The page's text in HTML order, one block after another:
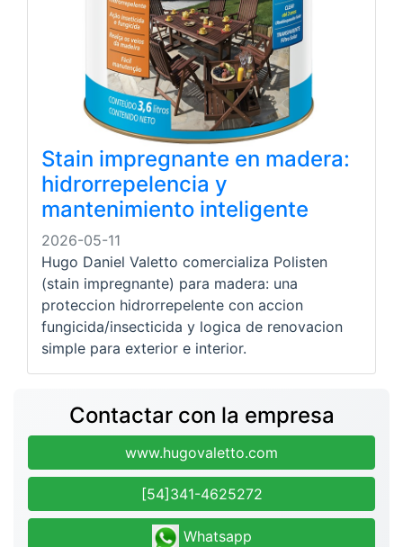
Stain impregnante en madera:
hidrorrepelencia y
mantenimiento inteligente
2026-05-11
Hugo Daniel Valetto comercializa Polisten
(stain impregnante) para madera: una
proteccion hidrorrepelente con accion
fungicida/insecticida y logica de renovacion
simple para exterior e interior.
Contactar con la empresa
www.hugovaletto.com
[54]341-4625272
Whatsapp